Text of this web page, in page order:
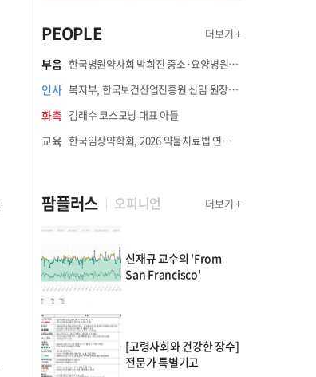
PEOPLE 더보기 +
부음 한국병원약사회 박희진 중소·요양병원이사(충청북도 청주의료원 약제팀장) 부친상
인사 복지부, 한국보건산업진흥원 신임 원장에 고상백 교수 임명
화촉 김래수 코스모닝 대표 아들
교육 한국임상약학회, 2026 약물치료법 연수강좌 8월 21일 개최
팜플러스 오피니언 더보기 +
신재규 교수의 'From
San Francisco'
[고령사회와 건강한 장수]
전문가 특별기고